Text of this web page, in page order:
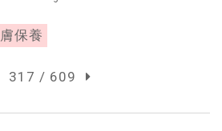
保養
317 / 609